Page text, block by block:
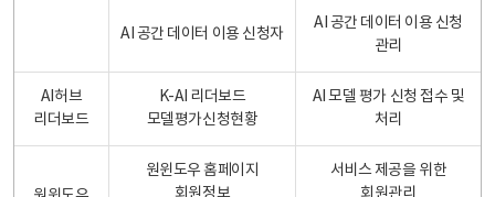
AI 공간 데이터 이용 신청자
AI 공간 데이터 이용 신청
관리
AI허브
리더보드
K-AI 리더보드
모델평가신청현황
AI 모델 평가 신청 접수 및
처리
원윈도우 홈페이지
서비스 제공을 위한